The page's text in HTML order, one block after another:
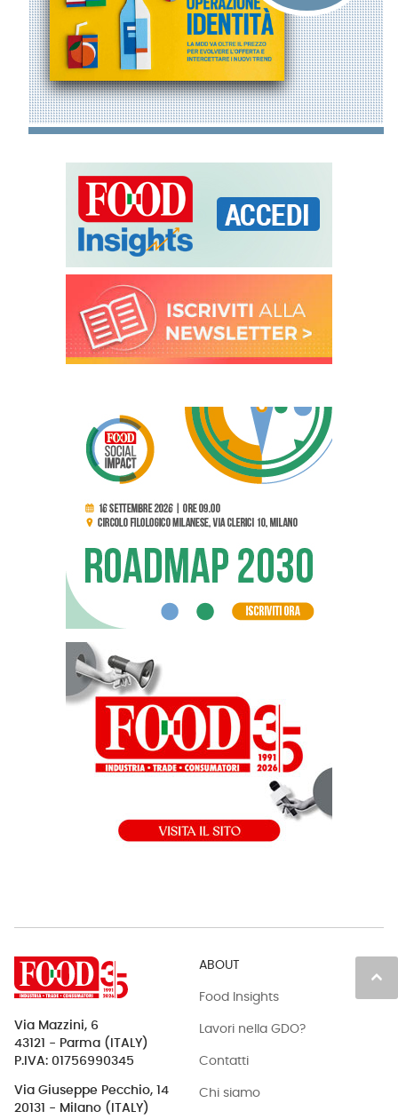
keyboard_arrow_up
Via Mazzini, 6
43121 - Parma (ITALY)
P.IVA: 01756990345
Via Giuseppe Pecchio, 14
20131 - Milano (ITALY)
ABOUT
Food Insights
Lavori nella GDO?
Contatti
Chi siamo